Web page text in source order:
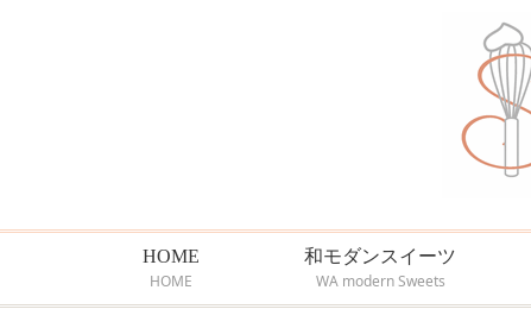
HOME
HOME
和モダンスイーツ
WA modern Sweets